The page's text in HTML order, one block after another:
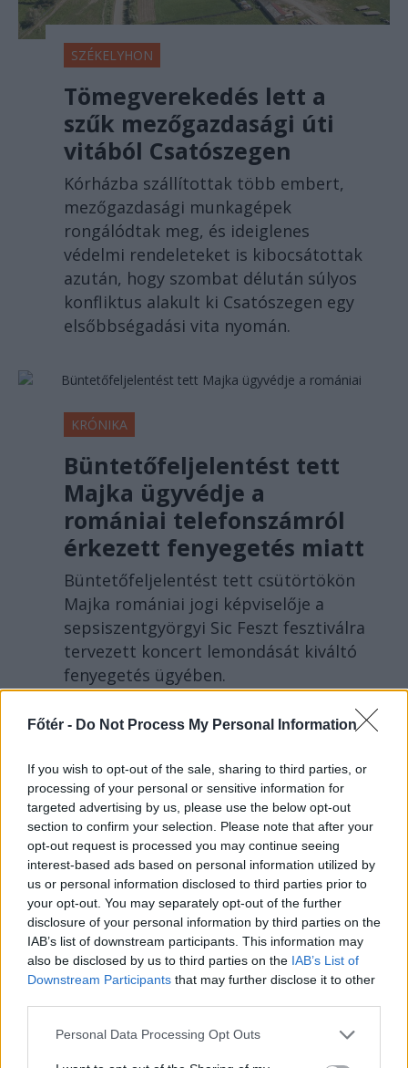
Főtér - Do Not Process My Personal Information
If you wish to opt-out of the sale, sharing to third parties, or
processing of your personal or sensitive information for
targeted advertising by us, please use the below opt-out
section to confirm your selection. Please note that after your
opt-out request is processed you may continue seeing
interest-based ads based on personal information utilized by
us or personal information disclosed to third parties prior to
your opt-out. You may separately opt-out of the further
disclosure of your personal information by third parties on the
IAB’s list of downstream participants. This information may
also be disclosed by us to third parties on the IAB’s List of
Downstream Participants that may further disclose it to other
Personal Data Processing Opt Outs
SZÉKELYHON
Tömegverekedés lett a
szűk mezőgazdasági úti
vitából Csatószegen
Kórházba szállítottak több embert,
mezőgazdasági munkagépek
rongálódtak meg, és ideiglenes
védelmi rendeleteket is kibocsátottak
azután, hogy szombat délután súlyos
konfliktus alakult ki Csatószegen egy
elsőbbségadási vita nyomán.
KRÓNIKA
Büntetőfeljelentést tett
Majka ügyvédje a
romániai telefonszámról
érkezett fenyegetés miatt
Büntetőfeljelentést tett csütörtökön
Majka romániai jogi képviselője a
sepsiszentgyörgyi Sic Feszt fesztiválra
tervezett koncert lemondását kiváltó
fenyegetés ügyében.
SZÉKELYHON
Életveszélyesen
megfenyegették Majkát,